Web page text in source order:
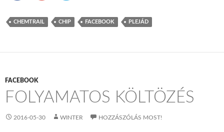
CHEMTRAIL CHIP FACEBOOK PLEJÁD
FACEBOOK
FOLYAMATOS KÖLTÖZÉS
2016-05-30 WINTER HOZZÁSZÓLÁS MOST!